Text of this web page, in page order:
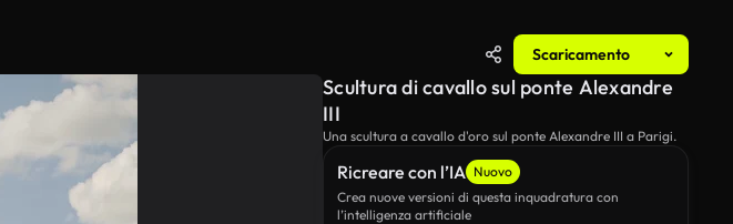
Scaricamento
Ricreare con l’IA Nuovo
Crea nuove versioni di questa inquadratura con
l’intelligenza artificiale
Scultura di cavallo sul ponte Alexandre
III
Una scultura a cavallo d'oro sul ponte Alexandre III a Parigi.